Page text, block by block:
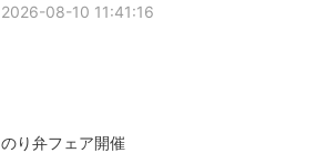
2026-08-10 11:41:16
のり弁フェア開催